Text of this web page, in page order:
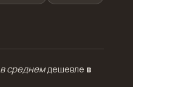
в среднемдешевле в